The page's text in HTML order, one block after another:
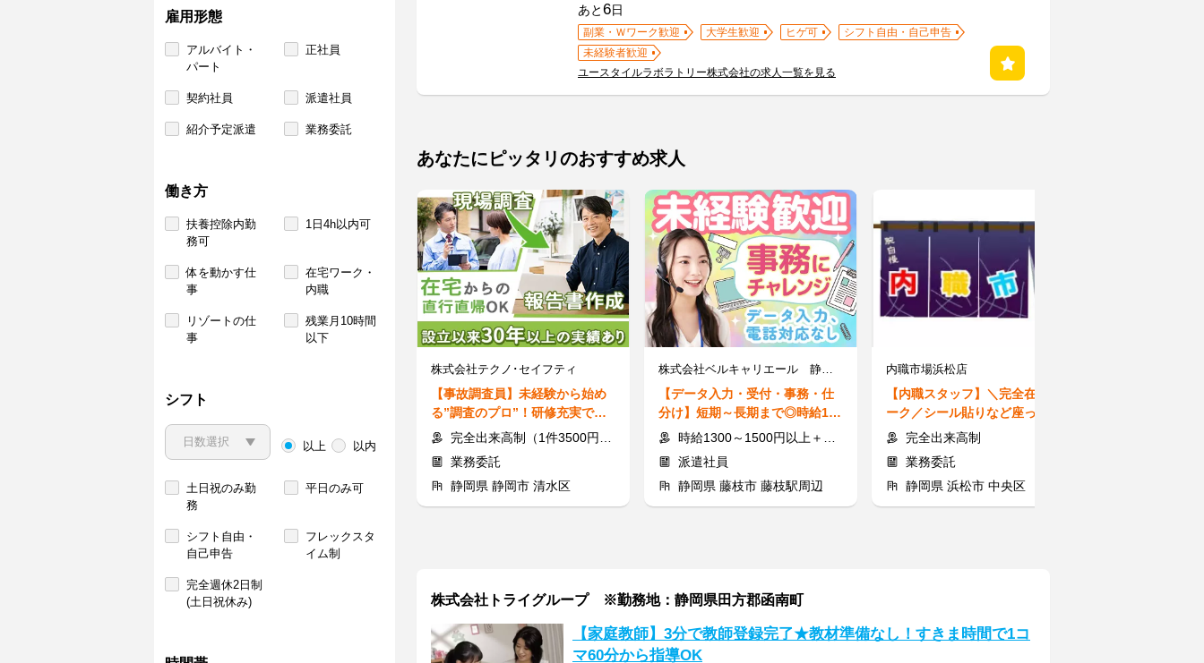
雇用形態
アルバイト・
パート
正社員
契約社員 派遣社員
紹介予定派遣 業務委託
働き方
扶養控除内勤
務可
1日4h以内可
体を動かす仕
事
在宅ワーク・
内職
リゾートの仕
事
残業月10時間
以下
シフト
以上 以内
土日祝のみ勤
務
平日のみ可
シフト自由・
自己申告
フレックスタ
イム制
完全週休2日制
(土日祝休み)
あと6日
副業・Ｗワーク歓迎 大学生歓迎 ヒゲ可
シフト自由・自己申告
未経験者歓迎
ユースタイルラボラトリー株式会社の求人一覧を見る
あなたにピッタリのおすすめ求人
株式会社テクノ･セイフティ
【事故調査員】未経験から始め
る”調査のプロ”！研修充実で安
心スタート！
完全出来高制（1件3500円～）
業務委託
静岡県 静岡市 清水区
株式会社ベルキャリエール 静岡支店／【001】 ※勤務地：藤枝市
【データ入力・受付・事務・仕
分け】短期～長期まで◎時給150
0円以上のお仕事も★登録制
時給1300～1500円以上＋交通費支給
派遣社員
静岡県 藤枝市 藤枝駅周辺
内職市場浜松店
【内職スタッフ】＼完全在宅ワ
ーク／シール貼りなど座ってで
きるシンプル作業♪未経験OK★
完全出来高制
業務委託
静岡県 浜松市 中央区
株式会社トライグループ ※勤務地：静岡県田方郡函南町
【家庭教師】3分で教師登録完了★教材準備なし！すきま時間で1コ
マ60分から指導OK